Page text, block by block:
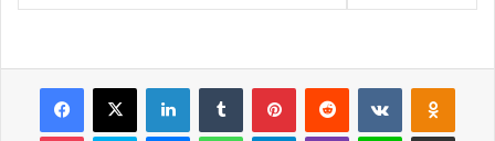
Facebook
X LinkedInTumblr PinterestReddit VKontakte
Pocket Skype MessengerWhatsAppTelegramViber Line E-Posta ile